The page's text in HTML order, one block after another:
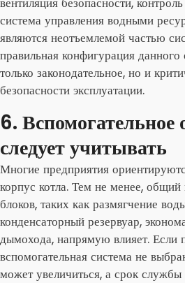
система управления водными
являются неотъемлемой частью
правильная конфигурация
только законодательное, но и
безопасности эксплуатации.
6. Вспомогательное
следует учитывать
Многие предприятия
корпус котла. Тем не менее,
блоков, таких как размягчение
конденсаторный резервуар,
дымохода, напрямую влияет. Если
вспомогательная система не
может увеличиться, а срок